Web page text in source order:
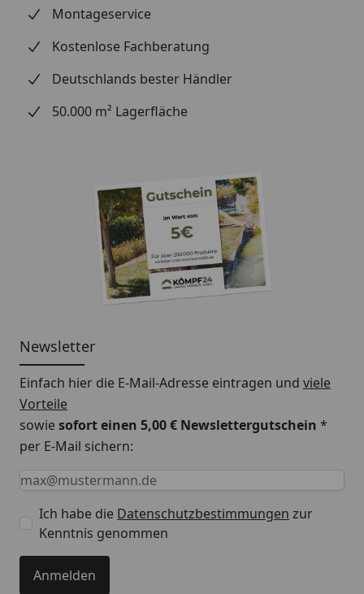
Montageservice
Kostenlose Fachberatung
Deutschlands bester Händler
50.000 m² Lagerfläche
Newsletter
Einfach hier die E-Mail-Adresse eintragen und viele
Vorteile
sowiesofort einen 5,00 € Newslettergutschein *
per E-Mail sichern:
Keine Eingabe erforderlich
Eingabe erforderlich
E-Mail *
Ich habe die Datenschutzbestimmungen zur
Kenntnis genommen
Anmelden